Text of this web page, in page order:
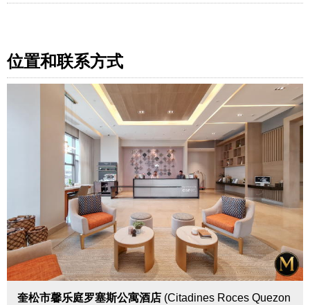
位置和联系方式
奎松市馨乐庭罗塞斯公寓酒店 (Citadines Roces Quezon